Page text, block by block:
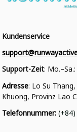
Kundenservice
Support-Zeit:
Adresse: Lo Su
Khuong, Provinz Lao
Telefonnummer: